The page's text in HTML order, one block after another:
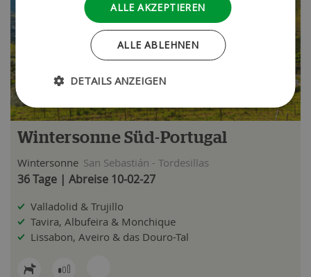
Wintersonne Süd-Portugal
Wintersonne San Sebastián - Tordesillas
36 Tage | Abreise 10-02-27
Valladolid & Trujillo
Tavira, Albufeira & Monchique
Lissabon, Aveiro & das Douro-Tal
ALLE AKZEPTIEREN
ALLE ABLEHNEN
DETAILS ANZEIGEN